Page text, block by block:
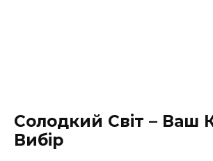
Солодкий Світ – Ваш
Вибір